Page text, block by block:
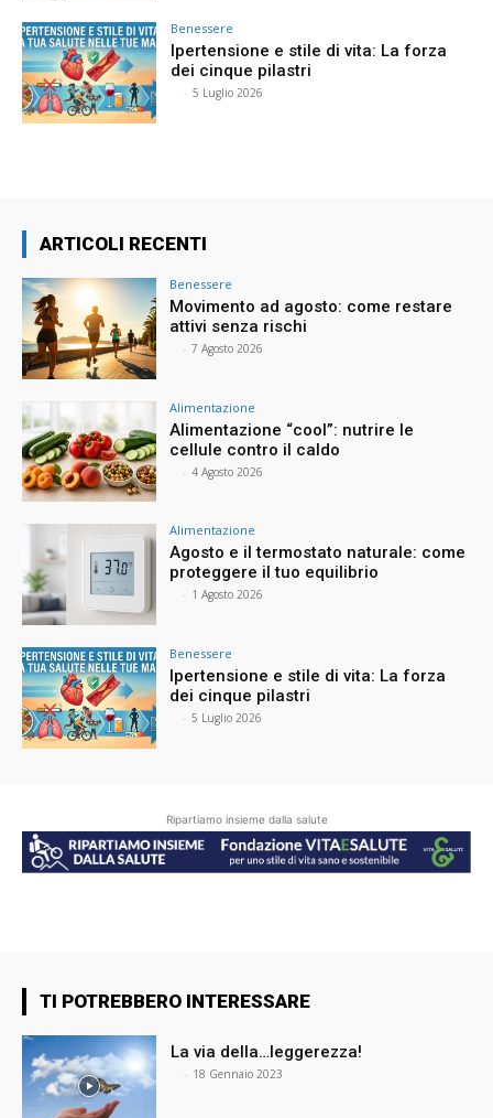
Benessere
Ipertensione e stile di vita: La forza
dei cinque pilastri
- 5 Luglio 2026
ARTICOLI RECENTI
Benessere
Movimento ad agosto: come restare
attivi senza rischi
- 7 Agosto 2026
Alimentazione
Alimentazione “cool”: nutrire le
cellule contro il caldo
- 4 Agosto 2026
Alimentazione
Agosto e il termostato naturale: come
proteggere il tuo equilibrio
- 1 Agosto 2026
Benessere
Ipertensione e stile di vita: La forza
dei cinque pilastri
- 5 Luglio 2026
Ripartiamo insieme dalla salute
TI POTREBBERO INTERESSARE
La via della…leggerezza!
- 18 Gennaio 2023